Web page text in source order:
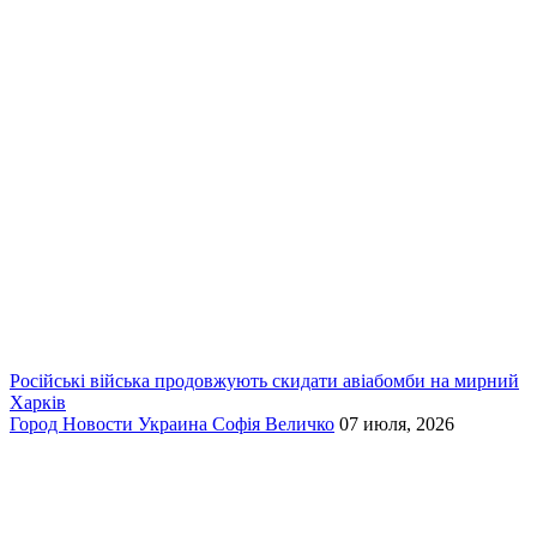
Російські війська продовжують скидати авіабомби на мирний
Харків
Город Новости Украина Софія Величко 07 июля, 2026